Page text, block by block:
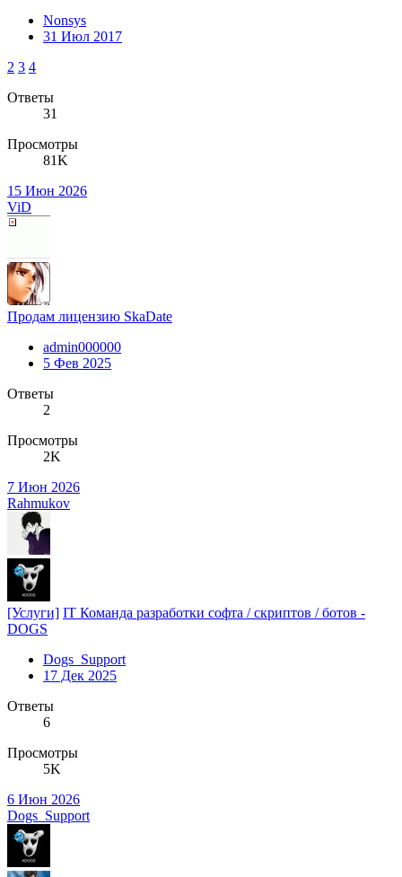
Nonsys
31 Июл 2017
2 3 4
Ответы
31
Просмотры
81K
15 Июн 2026
ViD
Продам лицензию SkaDate
admin000000
5 Фев 2025
Ответы
2
Просмотры
2K
7 Июн 2026
Rahmukov
[Услуги] IT Команда разработки софта / скриптов / ботов -
DOGS
Dogs_Support
17 Дек 2025
Ответы
6
Просмотры
5K
6 Июн 2026
Dogs_Support